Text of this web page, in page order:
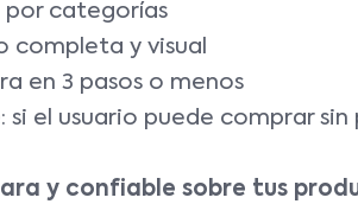
por categorías
completa y visual
en 3 pasos o menos
si el usuario puede comprar sin
y confiable sobre tus